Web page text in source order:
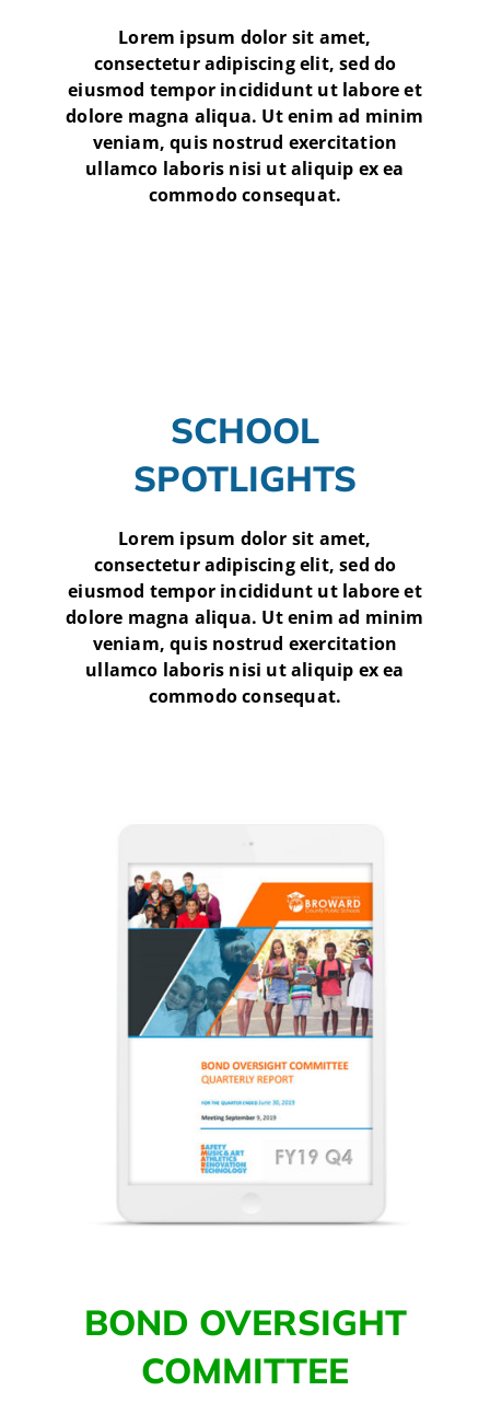
Lorem ipsum dolor sit amet,
consectetur adipiscing elit, sed do
eiusmod tempor incididunt ut labore et
dolore magna aliqua. Ut enim ad minim
veniam, quis nostrud exercitation
ullamco laboris nisi ut aliquip ex ea
commodo consequat.
SCHOOL
SPOTLIGHTS
Lorem ipsum dolor sit amet,
consectetur adipiscing elit, sed do
eiusmod tempor incididunt ut labore et
dolore magna aliqua. Ut enim ad minim
veniam, quis nostrud exercitation
ullamco laboris nisi ut aliquip ex ea
commodo consequat.
BOND OVERSIGHT
COMMITTEE